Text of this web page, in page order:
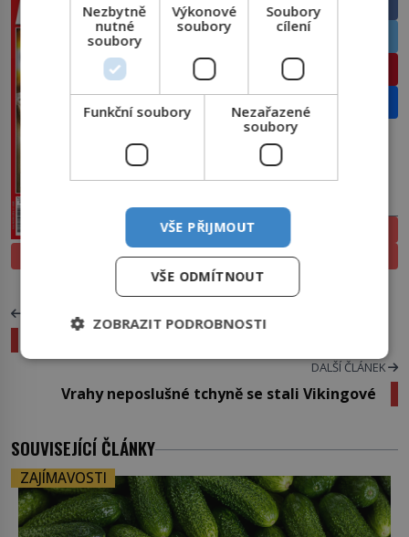
PROLISTOVAT
Twitter
Pinterest
Email
PŘEDPLATNÉ
TIŠTĚNÉ
PŘEDCHOZÍ ČLÁNEK
DALŠÍ ČLÁNEK
Vrahy neposlušné tchyně se stali Vikingové
SOUVISEJÍCÍ ČLÁNKY
ZAJÍMAVOSTI
Nezbytně
nutné
soubory
Výkonové
soubory
Soubory
cílení
Funkční soubory
Nezařazené
soubory
VŠE PŘIJMOUT
VŠE ODMÍTNOUT
ZOBRAZIT PODROBNOSTI